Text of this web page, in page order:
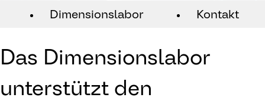
Dimensionslabor Kontakt
Das Dimensionslabor
unterstützt den